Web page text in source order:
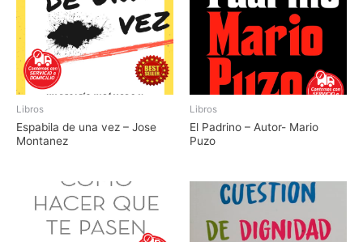
Libros
Espabila de una vez – Jose
Montanez
Libros
El Padrino – Autor- Mario
Puzo